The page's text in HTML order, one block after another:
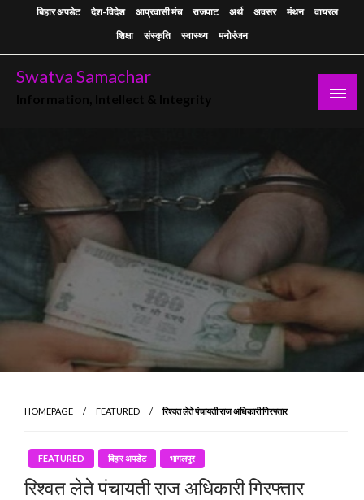
बिहार अपडेट देश-विदेश आप्रवासी मंच राजपाट अर्थ अवसर मंथन
वायरल
शिक्षा
संस्कृति स्वास्थ्य मनोरंजन
Swatva Samachar
HOMEPAGE FEATURED रिश्वत लेते पंचायती राज अधिकारी गिरफ्तार
FEATURED बिहार अपडेट भागलपुर
रिश्वत लेते पंचायती राज अधिकारी गिरफ्तार